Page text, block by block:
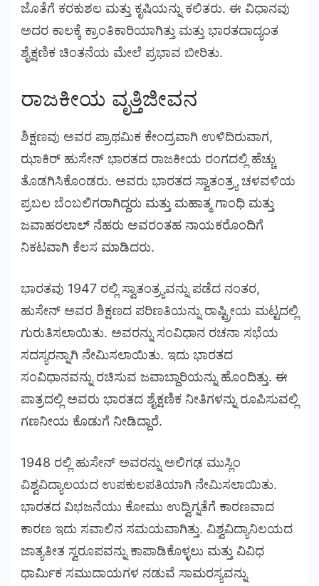
ಜೊತೆಗೆ ಕರಕುಶಲ ಮತ್ತು ಕೃಷಿಯನ್ನು ಕಲಿತರು. ಈ ವಿಧಾನವು
ಅದರ ಕಾಲಕ್ಕೆ ಕ್ರಾಂತಿಕಾರಿಯಾಗಿತ್ತು ಮತ್ತು ಭಾರತದಾದ್ಯಂತ
ಶೈಕ್ಷಣಿಕ ಚಿಂತನೆಯ ಮೇಲೆ ಪ್ರಭಾವ ಬೀರಿತು.
ರಾಜಕೀಯ ವೃತ್ತಿಜೀವನ
ಶಿಕ್ಷಣವು ಅವರ ಪ್ರಾಥಮಿಕ ಕೇಂದ್ರವಾಗಿ ಉಳಿದಿರುವಾಗ,
ಝಾಕಿರ್ ಹುಸೇನ್ ಭಾರತದ ರಾಜಕೀಯ ರಂಗದಲ್ಲಿ ಹೆಚ್ಚು
ತೊಡಗಿಸಿಕೊಂಡರು. ಅವರು ಭಾರತದ ಸ್ವಾತಂತ್ರ್ಯ ಚಳವಳಿಯ
ಪ್ರಬಲ ಬೆಂಬಲಿಗರಾಗಿದ್ದರು ಮತ್ತು ಮಹಾತ್ಮ ಗಾಂಧಿ ಮತ್ತು
ಜವಾಹರಲಾಲ್ ನೆಹರು ಅವರಂತಹ ನಾಯಕರೊಂದಿಗೆ
ನಿಕಟವಾಗಿ ಕೆಲಸ ಮಾಡಿದರು.
ಭಾರತವು 1947 ರಲ್ಲಿ ಸ್ವಾತಂತ್ರ್ಯವನ್ನು ಪಡೆದ ನಂತರ,
ಹುಸೇನ್ ಅವರ ಶಿಕ್ಷಣದ ಪರಿಣತಿಯನ್ನು ರಾಷ್ಟ್ರೀಯ ಮಟ್ಟದಲ್ಲಿ
ಗುರುತಿಸಲಾಯಿತು. ಅವರನ್ನು ಸಂವಿಧಾನ ರಚನಾ ಸಭೆಯ
ಸದಸ್ಯರನ್ನಾಗಿ ನೇಮಿಸಲಾಯಿತು. ಇದು ಭಾರತದ
ಸಂವಿಧಾನವನ್ನು ರಚಿಸುವ ಜವಾಬ್ದಾರಿಯನ್ನು ಹೊಂದಿತ್ತು. ಈ
ಪಾತ್ರದಲ್ಲಿ ಅವರು ಭಾರತದ ಶೈಕ್ಷಣಿಕ ನೀತಿಗಳನ್ನು ರೂಪಿಸುವಲ್ಲಿ
ಗಣನೀಯ ಕೊಡುಗೆ ನೀಡಿದ್ದಾರೆ.
1948 ರಲ್ಲಿ ಹುಸೇನ್ ಅವರನ್ನು ಅಲಿಗಢ ಮುಸ್ಲಿಂ
ವಿಶ್ವವಿದ್ಯಾಲಯದ ಉಪಕುಲಪತಿಯಾಗಿ ನೇಮಿಸಲಾಯಿತು.
ಭಾರತದ ವಿಭಜನೆಯು ಕೋಮು ಉದ್ವಿಗ್ನತೆಗೆ ಕಾರಣವಾದ
ಕಾರಣ ಇದು ಸವಾಲಿನ ಸಮಯವಾಗಿತ್ತು. ವಿಶ್ವವಿದ್ಯಾನಿಲಯದ
ಜಾತ್ಯತೀತ ಸ್ವರೂಪವನ್ನು ಕಾಪಾಡಿಕೊಳ್ಳಲು ಮತ್ತು ವಿವಿಧ
ಧಾರ್ಮಿಕ ಸಮುದಾಯಗಳ ನಡುವೆ ಸಾಮರಸ್ಯವನ್ನು